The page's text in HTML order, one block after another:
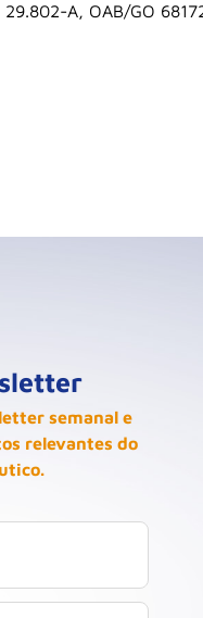
29.802-A, OAB/GO
semanal e
relevantes do